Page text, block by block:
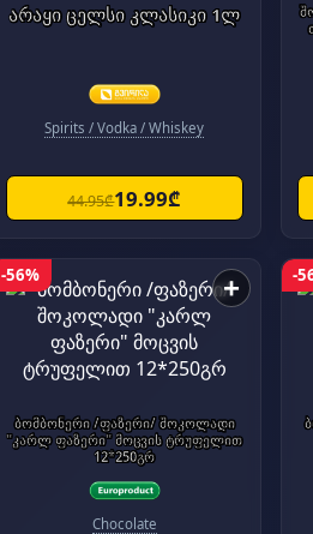
არაყი ცელსი კლასიკი 1ლ
Spirits / Vodka / Whiskey
44.95₾19.99₾
-56% +
ბომბონერი /ფაზერი/ შოკოლადი
"კარლ ფაზერი" მოცვის ტრუფელით
12*250გრ
Chocolate
-